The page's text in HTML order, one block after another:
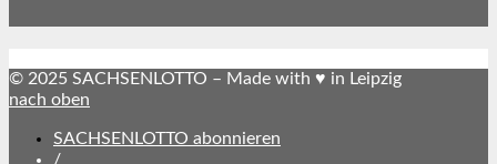
© 2025 SACHSENLOTTO – Made with ♥ in Leipzig
nach oben
SACHSENLOTTO abonnieren
/